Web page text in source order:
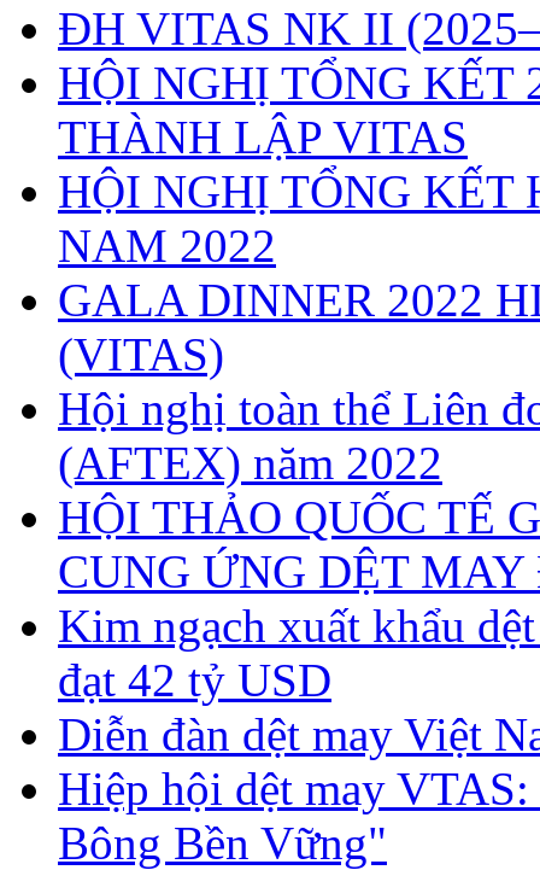
ĐH VITAS NK II
HỘI NGHỊ TỔNG
THÀNH LẬP VITAS
HỘI NGHỊ TỔNG KẾT
NAM 2022
GALA DINNER 2022
(VITAS)
Hội nghị toàn thể Liên
(AFTEX) năm 2022
HỘI THẢO QUỐC TẾ
CUNG ỨNG DỆT
Kim ngạch xuất khẩu
đạt 42 tỷ USD
Diễn đàn dệt may Việt
Hiệp hội dệt may
Bông Bền Vững"